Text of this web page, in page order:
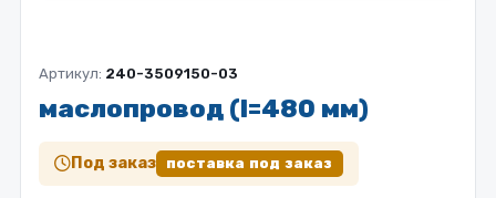
Артикул: 240-3509150-03
маслопровод (l=480 мм)
Под заказ поставка под заказ